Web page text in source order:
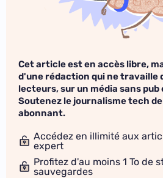
Cet article est en accès libre,
d'une rédaction qui ne travaille
lecteurs, sur un média sans
Soutenez le journalisme tech
abonnant.
Accédez en illimité aux
expert
Profitez d'au moins 1 To de
sauvegardes